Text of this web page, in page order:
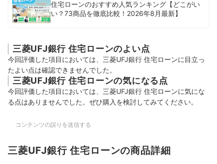
住宅ローンのおすすめ人気ランキング【どこがい
い？73商品を徹底比較！2026年8月最新】
三菱UFJ銀行 住宅ローンのよい点
今回評価した項目においては、三菱UFJ銀行 住宅ローンに目立っ
たよい点は確認できませんでした。
三菱UFJ銀行 住宅ローンの気になる点
今回評価した項目においては、三菱UFJ銀行 住宅ローンに気にな
る点はありませんでした。ぜひ購入を検討してみてください。
コンテンツの誤りを送信する
三菱UFJ銀行 住宅ローンの商品詳細